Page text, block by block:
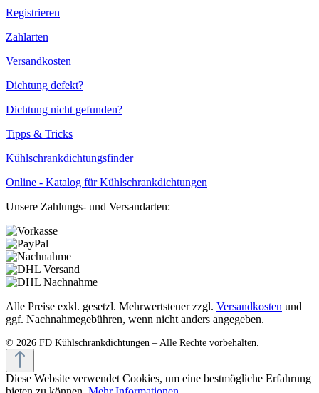
Registrieren
Zahlarten
Versandkosten
Dichtung defekt?
Dichtung nicht gefunden?
Tipps & Tricks
Kühlschrankdichtungsfinder
Online - Katalog für Kühlschrankdichtungen
Unsere Zahlungs- und Versandarten:
Alle Preise exkl. gesetzl. Mehrwertsteuer zzgl. Versandkosten und
ggf. Nachnahmegebühren, wenn nicht anders angegeben.
Diese Website verwendet Cookies, um eine bestmögliche Erfahrung